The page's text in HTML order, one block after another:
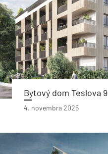
Bytový dom Teslova 9
4. novembra 2025